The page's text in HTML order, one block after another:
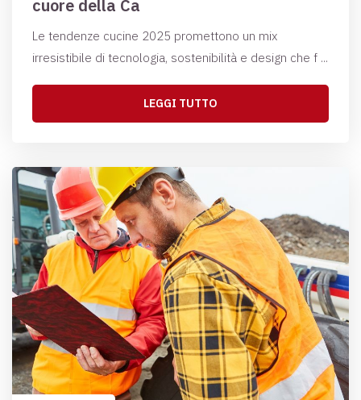
cuore della Ca
Le tendenze cucine 2025 promettono un mix
irresistibile di tecnologia, sostenibilità e design che f ...
LEGGI TUTTO